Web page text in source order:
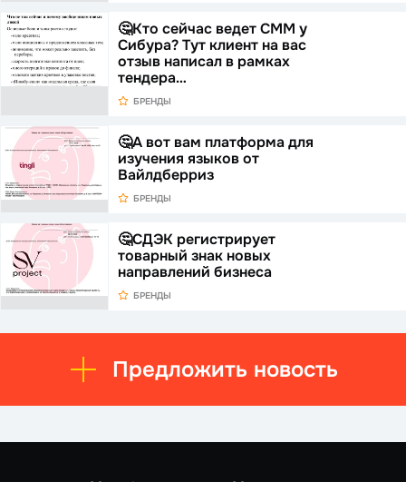
🤔Кто сейчас ведет СММ у
Сибура? Тут клиент на вас
отзыв написал в рамках
тендера…
БРЕНДЫ
🤔А вот вам платформа для
изучения языков от
Вайлдберриз
БРЕНДЫ
🤔СДЭК регистрирует
товарный знак новых
направлений бизнеса
БРЕНДЫ
Предложить новость